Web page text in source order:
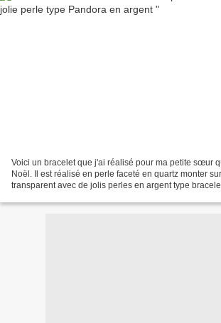
Voici un bracelet que j'ai réalisé pour ma petite sœur
Noël. Il est réalisé en perle faceté en quartz monter
transparent avec de jolis perles en argent type